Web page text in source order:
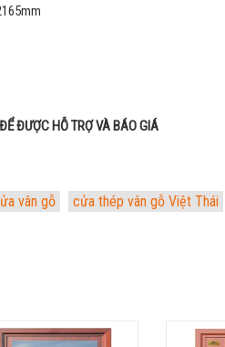
ĐƯỢC HỖ TRỢ VÀ BÁO GIÁ
vân gỗ cửa thép vân gỗ Việt Thái